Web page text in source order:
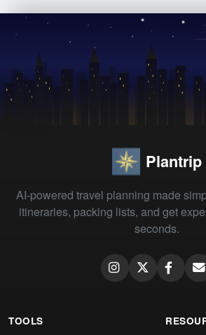
Plantrip
AI-powered travel planning made
itineraries, packing lists, and get
seconds.
TOOLS